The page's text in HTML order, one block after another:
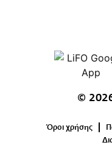
©
Όροι χρήσης